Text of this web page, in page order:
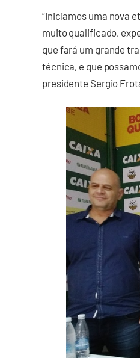
“Iniciamos uma nova
muito qualificado,
que fará um grande
técnica, e que
presidente Sergio